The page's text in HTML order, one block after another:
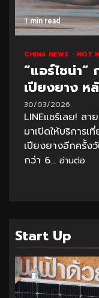
1 min read
CHINA NEWS HOT
“แอร์ไชน่า
เปียงยาง ห
30/03/2026
LINEแชร์เลย! ส
มาเปิดให้บริการ
เปียงยางอีกครั้ง
กว่า 6... อ่านต่อ
Start Up